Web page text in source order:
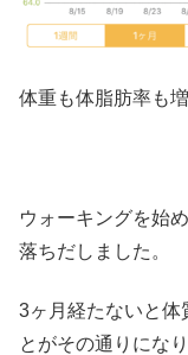
体重も体脂肪率も増
ウォーキングを始
落ちだしました。
3ヶ月経たないと体
とがその通りになり